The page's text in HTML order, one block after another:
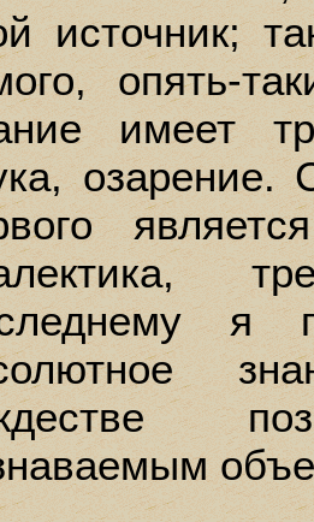
источник;
опять-
имеет
озарение.
я